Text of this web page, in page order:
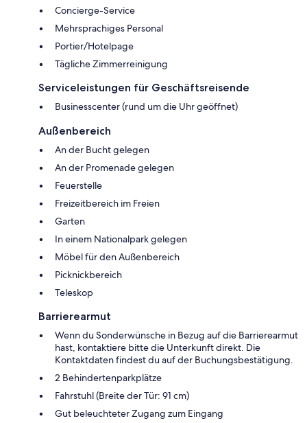
Concierge-Service
Mehrsprachiges Personal
Portier/Hotelpage
Tägliche Zimmerreinigung
Serviceleistungen für Geschäftsreisende
Businesscenter (rund um die Uhr geöffnet)
Außenbereich
An der Bucht gelegen
An der Promenade gelegen
Feuerstelle
Freizeitbereich im Freien
Garten
In einem Nationalpark gelegen
Möbel für den Außenbereich
Picknickbereich
Teleskop
Barrierearmut
Wenn du Sonderwünsche in Bezug auf die Barrierearmut
hast, kontaktiere bitte die Unterkunft direkt. Die
Kontaktdaten findest du auf der Buchungsbestätigung.
2 Behindertenparkplätze
Fahrstuhl (Breite der Tür: 91 cm)
Gut beleuchteter Zugang zum Eingang